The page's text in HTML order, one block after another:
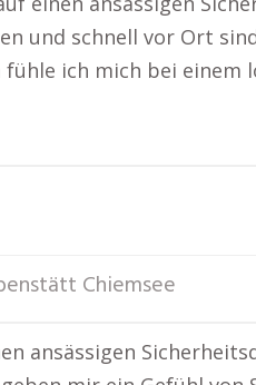
und schnell vor Ort
ich mich bei einem
Chiemsee
ansässigen